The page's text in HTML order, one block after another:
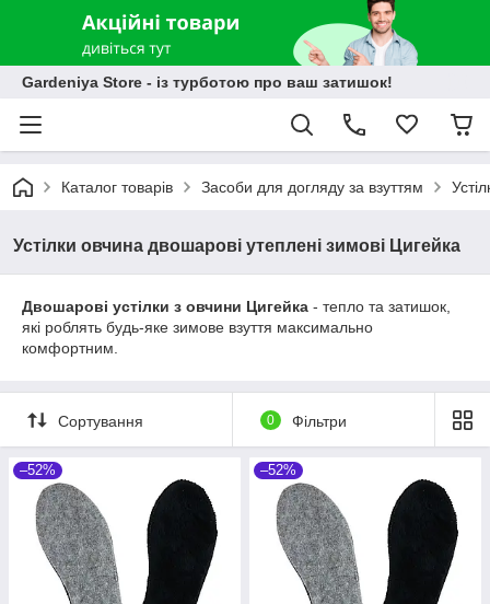
Gardeniya Store - із турботою про ваш затишок!
Каталог товарів Засоби для догляду за взуттям
Устілки овчина двошарові утеплені зимові Цигейка
Двошарові устілки з овчини Цигейка - тепло та затишок,
які роблять будь-яке зимове взуття максимально
комфортним.
Сортування 0 Фільтри
–52% –52%